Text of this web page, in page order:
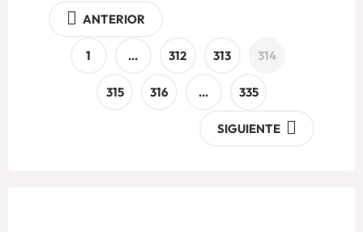
ANTERIOR
1 … 312 313 314
315 316 … 335
SIGUIENTE